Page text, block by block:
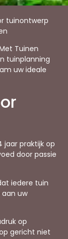
tuinontwerp
Tuinen
tuinplanning
uw ideale
jaar praktijk op
door passie
iedere tuin
aan uw
op
gericht niet